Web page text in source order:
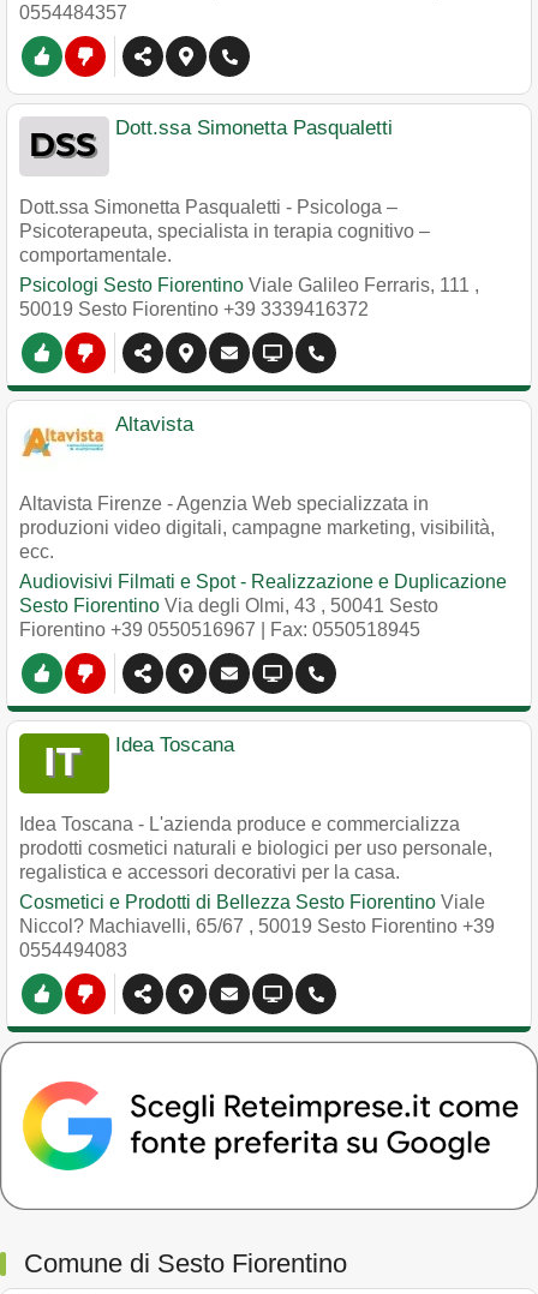
0554484357
Dott.ssa Simonetta Pasqualetti
Dott.ssa Simonetta Pasqualetti - Psicologa –
Psicoterapeuta, specialista in terapia cognitivo –
comportamentale.
Psicologi Sesto Fiorentino Viale Galileo Ferraris, 111 ,
50019 Sesto Fiorentino +39 3339416372
Altavista
Altavista Firenze - Agenzia Web specializzata in
produzioni video digitali, campagne marketing, visibilità,
ecc.
Audiovisivi Filmati e Spot - Realizzazione e Duplicazione
Sesto Fiorentino Via degli Olmi, 43 , 50041 Sesto
Fiorentino +39 0550516967 | Fax: 0550518945
Idea Toscana
Idea Toscana - L'azienda produce e commercializza
prodotti cosmetici naturali e biologici per uso personale,
regalistica e accessori decorativi per la casa.
Cosmetici e Prodotti di Bellezza Sesto Fiorentino Viale
Niccol? Machiavelli, 65/67 , 50019 Sesto Fiorentino +39
0554494083
Comune di Sesto Fiorentino